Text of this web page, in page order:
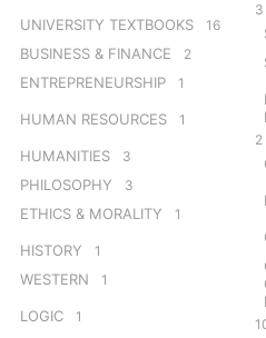
UNIVERSITY TEXTBOOKS 16
BUSINESS & FINANCE 2
ENTREPRENEURSHIP 1
HUMAN RESOURCES 1
HUMANITIES 3
PHILOSOPHY 3
ETHICS & MORALITY 1
HISTORY 1
WESTERN 1
LOGIC 1
3
2